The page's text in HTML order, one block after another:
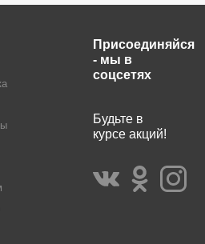
Присоединяйся
- мы в
соцсетях
Будьте в
курсе акций!